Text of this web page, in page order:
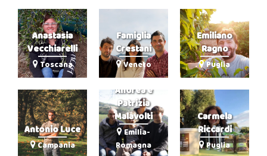
Anastasia
Vecchiarelli
Toscana
Famiglia
Crestani
Veneto
Emiliano
Ragno
Puglia
Antonio Luce
Campania
Andrea e
Patrizia
Malavolti
Emilia-
Romagna
Carmela
Riccardi
Puglia